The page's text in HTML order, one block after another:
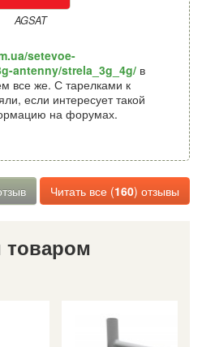
AGSAT
setevoe-
antenny/strela_3g_4g/ в
все же. С тарелками к
если интересует такой
на форумах.
Читать все (160) отзывы
товаром